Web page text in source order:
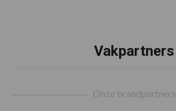
Vakpartners
Onze brandpartners